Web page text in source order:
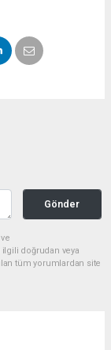
Gönder
doğrudan veya
tüm yorumlardan site